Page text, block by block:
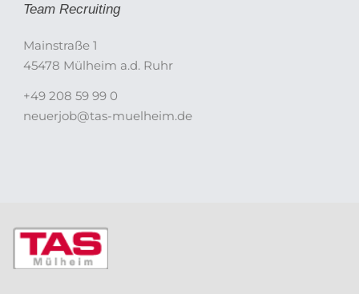
Team Recruiting
Mainstraße 1
45478 Mülheim a.d. Ruhr
+49 208 59 99 0
neuerjob@tas-muelheim.de